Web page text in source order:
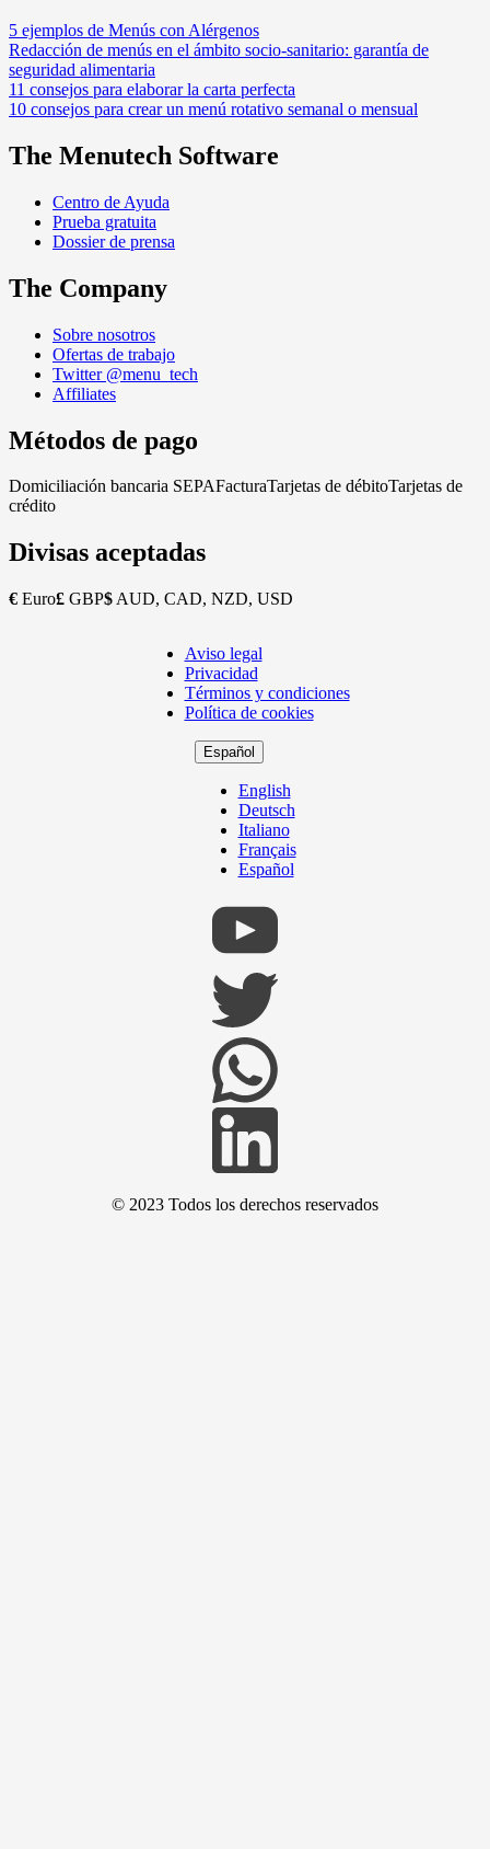
5 ejemplos de Menús con Alérgenos
Redacción de menús en el ámbito socio-sanitario: garantía de
seguridad alimentaria
11 consejos para elaborar la carta perfecta
10 consejos para crear un menú rotativo semanal o mensual
The Menutech Software
Centro de Ayuda
Prueba gratuita
Dossier de prensa
The Company
Sobre nosotros
Ofertas de trabajo
Twitter @menu_tech
Affiliates
Métodos de pago
Domiciliación bancaria SEPAFacturaTarjetas de débitoTarjetas de
crédito
Divisas aceptadas
€ Euro£ GBP$ AUD, CAD, NZD, USD
Copyright
Footer
Aviso legal
Privacidad
Términos y condiciones
Política de cookies
Español
English
Deutsch
Italiano
Français
Español
© 2023 Todos los derechos reservados